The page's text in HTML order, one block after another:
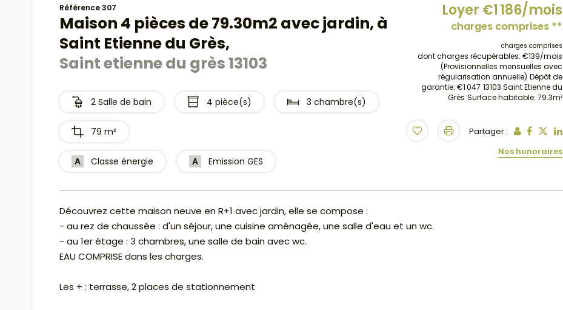
Référence 307
Maison 4 pièces de 79.30m2 avec jardin, à
Saint Etienne du Grès,
Saint etienne du grès 13103
2 Salle de bain 4 pièce(s) 3 chambre(s)
79 m²
A Classe énergie A Emission GES
Loyer €1 186/mois
charges comprises **
charges comprises
dont charges récupérables: €139/mois
(Provisionnelles mensuelles avec
régularisation annuelle) Dépôt de
garantie: €1 047 13103 Saint Etienne du
Grès Surface habitable: 79.3m²
Partager :
Nos honoraires
Découvrez cette maison neuve en R+1 avec jardin, elle se compose :
- au rez de chaussée : d'un séjour, une cuisine aménagée, une salle d'eau et un wc.
- au 1er étage : 3 chambres, une salle de bain avec wc.
EAU COMPRISE dans les charges.
Les + : terrasse, 2 places de stationnement